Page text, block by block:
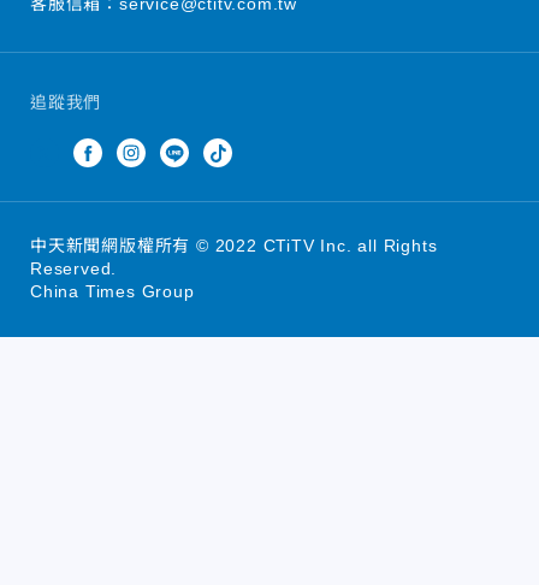
追蹤我們
中天新聞網版權所有 © 2022 CTiTV Inc. all Rights
Reserved.
China Times Group